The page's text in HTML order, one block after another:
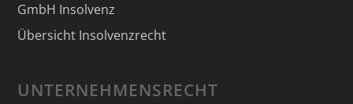
GmbH Insolvenz
Übersicht Insolvenzrecht
UNTERNEHMENSRECHT